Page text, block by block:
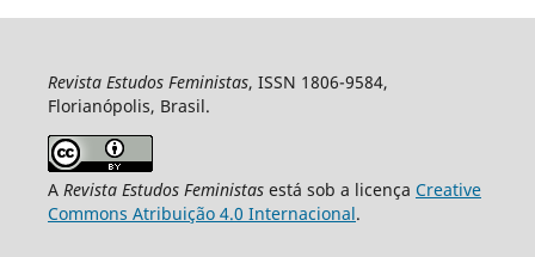
Revista Estudos Feministas, ISSN 1806-9584,
Florianópolis, Brasil.
A Revista Estudos Feministasestá sob a licença Creative
Commons Atribuição 4.0 Internacional.